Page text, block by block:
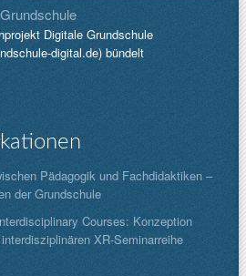
Digitale Grundschule
digital.de) bündelt
Pädagogik und Fachdidaktiken –
der Grundschule
Courses: Konzeption
XR-Seminarreihe